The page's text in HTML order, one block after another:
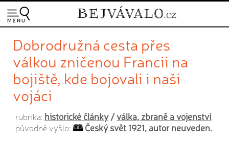
Dobrodružná cesta přes
válkou zničenou Francii na
bojiště, kde bojovali i naši
vojáci
rubrika: historické články/válka, zbraně a vojenství,
původně vyšlo:
Český svět 1921, autor neuveden.